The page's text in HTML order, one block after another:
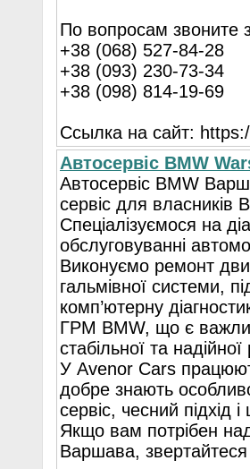
По вопросам звоните
+38 (068) 527-84-28
+38 (093) 230-73-34
+38 (098) 814-19-69
Ссылка на сайт:
Автосервіс BMW
Автосервіс BMW
сервіс для власників
Спеціалізуємося на
обслуговуванні
Виконуємо ремонт
гальмівної системи,
комп’ютерну
ГРМ BMW, що є
стабільної та
У Avenor Cars
добре знають
сервіс, чесний підхід
Якщо вам потрібен
Варшава,